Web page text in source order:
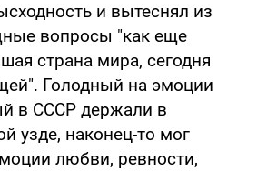
и вытеснял из
вопросы "как еще
страна мира, сегодня
Голодный на эмоции
в СССР держали в
узде, наконец-то мог
любви, ревности,